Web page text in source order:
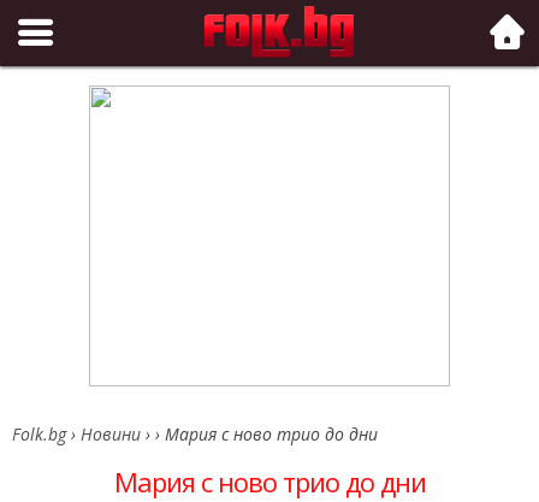
Folk.bg
Folk.bg › Новини › › Мария с ново трио до дни
Мария с ново трио до дни